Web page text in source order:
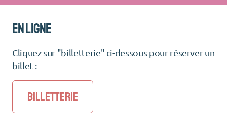
EN LIGNE
Cliquez sur "billetterie" ci-dessous pour réserver un
billet :
BILLETTERIE